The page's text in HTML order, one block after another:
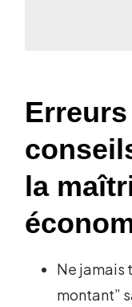
la
Ne jamais
montant”